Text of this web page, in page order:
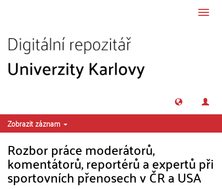
Zobrazit záznam
Rozbor práce moderátorů,
komentátorů, reportérů a expertů při
sportovních přenosech v ČR a USA